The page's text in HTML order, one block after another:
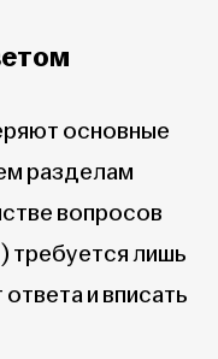
основные
разделам
вопросов
требуется лишь
и вписать